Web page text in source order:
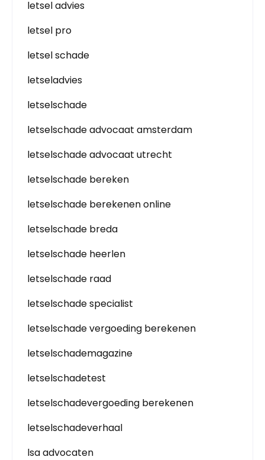
letsel advies
letsel pro
letsel schade
letseladvies
letselschade
letselschade advocaat amsterdam
letselschade advocaat utrecht
letselschade bereken
letselschade berekenen online
letselschade breda
letselschade heerlen
letselschade raad
letselschade specialist
letselschade vergoeding berekenen
letselschademagazine
letselschadetest
letselschadevergoeding berekenen
letselschadeverhaal
lsa advocaten